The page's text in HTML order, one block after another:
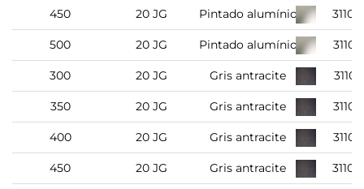
450 20 JG Pintado alumínio
500 20 JG Pintado alumínio
300 20 JG Gris antracite
350 20 JG Gris antracite
400 20 JG Gris antracite
450 20 JG Gris antracite